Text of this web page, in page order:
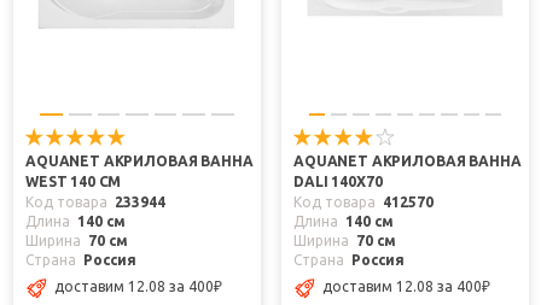
AQUANET АКРИЛОВАЯ ВАННА
WEST 140 СМ
Код товара
233944
Длина
140 см
Ширина
70 см
Страна
Россия
доставим 12.08 за 400₽
AQUANET АКРИЛОВАЯ ВАННА
DALI 140X70
Код товара
412570
Длина
140 см
Ширина
70 см
Страна
Россия
доставим 12.08 за 400₽